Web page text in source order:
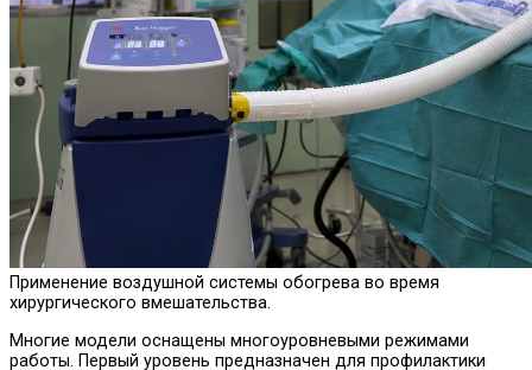
Применение воздушной системы обогрева во время
хирургического вмешательства.
Многие модели оснащены многоуровневыми режимами
работы. Первый уровень предназначен для профилактики